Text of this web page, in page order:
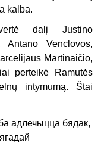
kalba.
dalį Justino
Antano Venclovos,
Martinaičio,
perteikė Ramutės
intymumą. Štai
адлечыцца бядак,